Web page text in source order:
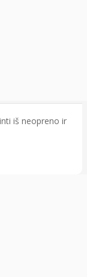
iš neopreno ir